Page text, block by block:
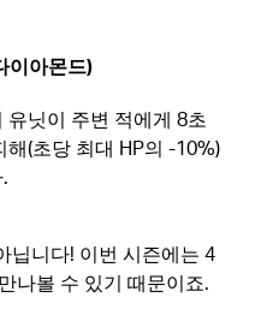
이아몬드)
유닛이 주변 적에게 8초
해(초당 최대 HP의 -10%)
닙니다! 이번 시즌에는 4
나볼 수 있기 때문이죠.